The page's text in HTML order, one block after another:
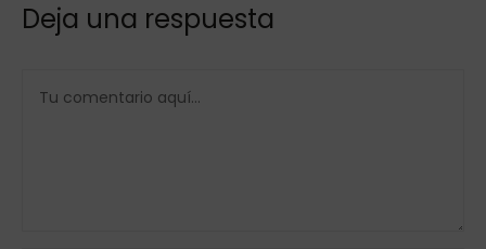
Deja una respuesta